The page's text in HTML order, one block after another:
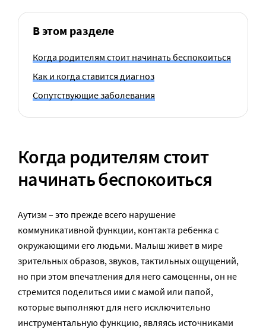
В этом разделе
Когда родителям стоит начинать беспокоиться
Как и когда ставится диагноз
Сопутствующие заболевания
Когда родителям стоит
начинать беспокоиться
Аутизм – это прежде всего нарушение
коммуникативной функции, контакта ребенка с
окружающими его людьми. Малыш живет в мире
зрительных образов, звуков, тактильных ощущений,
но при этом впечатления для него самоценны, он не
стремится поделиться ими с мамой или папой,
которые выполняют для него исключительно
инструментальную функцию, являясь источниками